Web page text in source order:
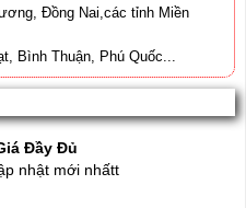
Đồng Nai,các tỉnh Miền
Bình Thuận, Phú Quốc...
Đầy Đủ
nhật mới nhấtt